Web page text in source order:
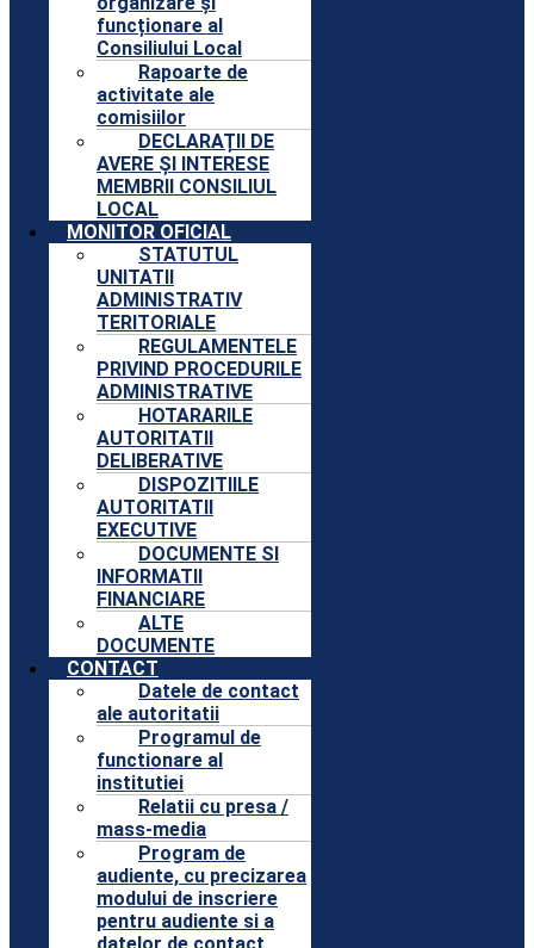
funcționare al
Consiliului Local
Rapoarte de
activitate ale
comisiilor
DECLARAȚII DE
AVERE ȘI INTERESE
MEMBRII CONSILIUL
LOCAL
MONITOR OFICIAL
STATUTUL
UNITATII
ADMINISTRATIV
TERITORIALE
REGULAMENTELE
PRIVIND PROCEDURILE
ADMINISTRATIVE
HOTARARILE
AUTORITATII
DELIBERATIVE
DISPOZITIILE
AUTORITATII
EXECUTIVE
DOCUMENTE SI
INFORMATII
FINANCIARE
ALTE
DOCUMENTE
CONTACT
Datele de contact
ale autoritatii
Programul de
functionare al
institutiei
Relatii cu presa /
mass-media
Program de
audiente, cu precizarea
modului de inscriere
pentru audiente si a